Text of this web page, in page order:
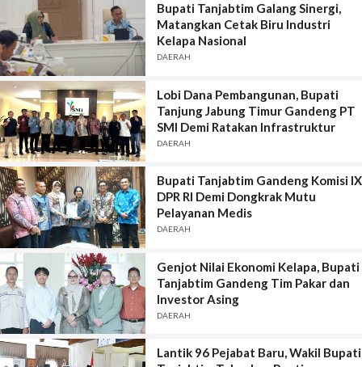
Bupati Tanjabtim Galang Sinergi,
Matangkan Cetak Biru Industri
Kelapa Nasional
DAERAH
Lobi Dana Pembangunan, Bupati
Tanjung Jabung Timur Gandeng PT
SMI Demi Ratakan Infrastruktur
DAERAH
Bupati Tanjabtim Gandeng Komisi IX
DPR RI Demi Dongkrak Mutu
Pelayanan Medis
DAERAH
Genjot Nilai Ekonomi Kelapa, Bupati
Tanjabtim Gandeng Tim Pakar dan
Investor Asing
DAERAH
Lantik 96 Pejabat Baru, Wakil Bupati